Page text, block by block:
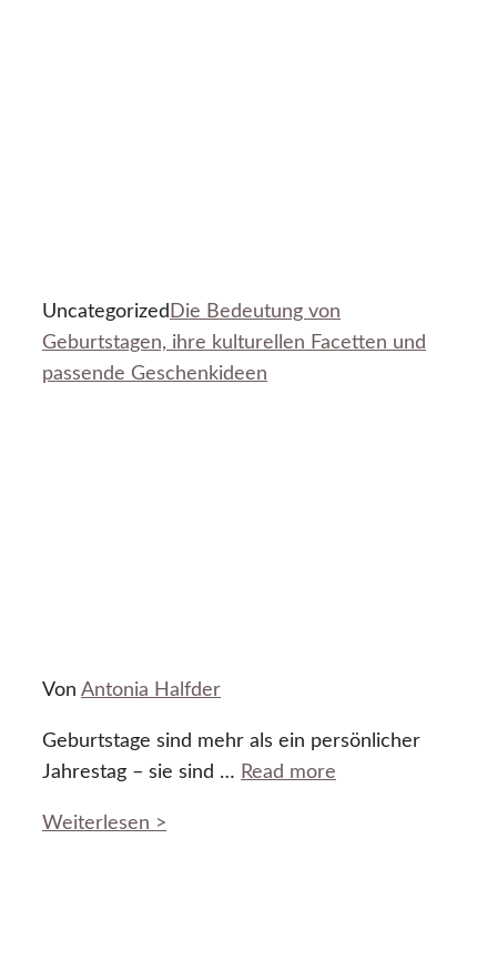
Uncategorized Die Bedeutung von
Geburtstagen, ihre kulturellen Facetten und
passende Geschenkideen
Von Antonia Halfder
Geburtstage sind mehr als ein persönlicher
Jahrestag – sie sind … Read more
Weiterlesen >